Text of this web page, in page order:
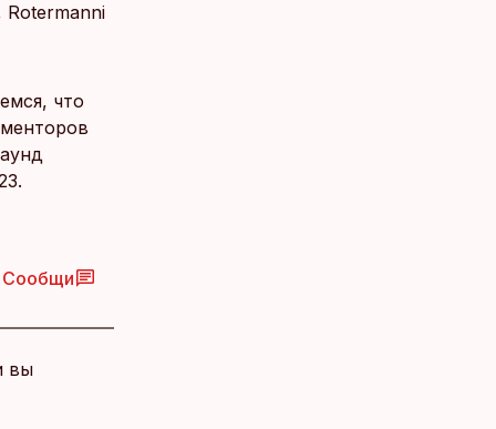
Rotermanni
что
Сообщи
вы